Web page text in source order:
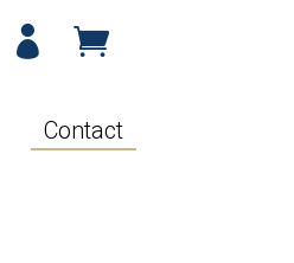
 
Contact